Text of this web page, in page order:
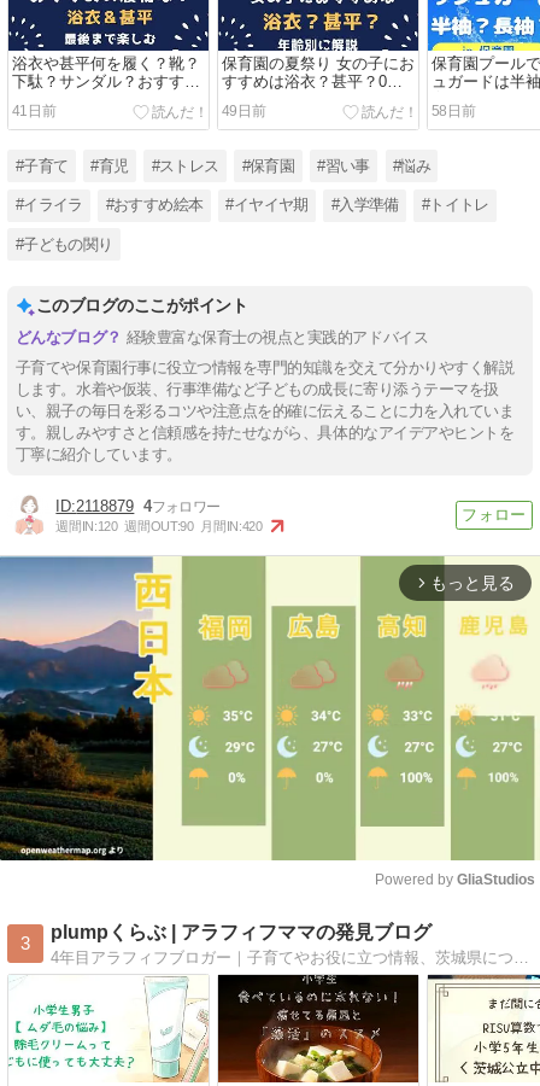
浴衣や甚平何を履く？靴？
下駄？サンダル？おすすめ
はコレ！男の子も女の子も
夏祭りはコレで決まり！
41日前
保育園の夏祭り 女の子にお
すすめは浴衣？甚平？0歳1
歳・2歳3歳・4歳5歳・年齢
別に保育士が解説します！
49日前
保育園プール
ュガードは半
育士が伝える
点
58日前
#子育て #育児 #ストレス #保育園 #習い事 #悩み
#イライラ #おすすめ絵本 #イヤイヤ期 #入学準備 #トイトレ
#子どもの関り
このブログのここがポイント
経験豊富な保育士の視点と実践的アドバイス
子育てや保育園行事に役立つ情報を専門的知識を交えて分かりやすく解説
します。水着や仮装、行事準備など子どもの成長に寄り添うテーマを扱
い、親子の毎日を彩るコツや注意点を的確に伝えることに力を入れていま
す。親しみやすさと信頼感を持たせながら、具体的なアイデアやヒントを
丁寧に紹介しています。
2118879 4
週間IN:120 週間OUT:90 月間IN:420
arrow_forward_ios もっと見る
Powered by GliaStudios
3
plumpくらぶ | アラフィフママの発見ブログ
4年目アラフィフブロガー｜子育てやお役に立つ情報、茨城県についてのブログを運営中